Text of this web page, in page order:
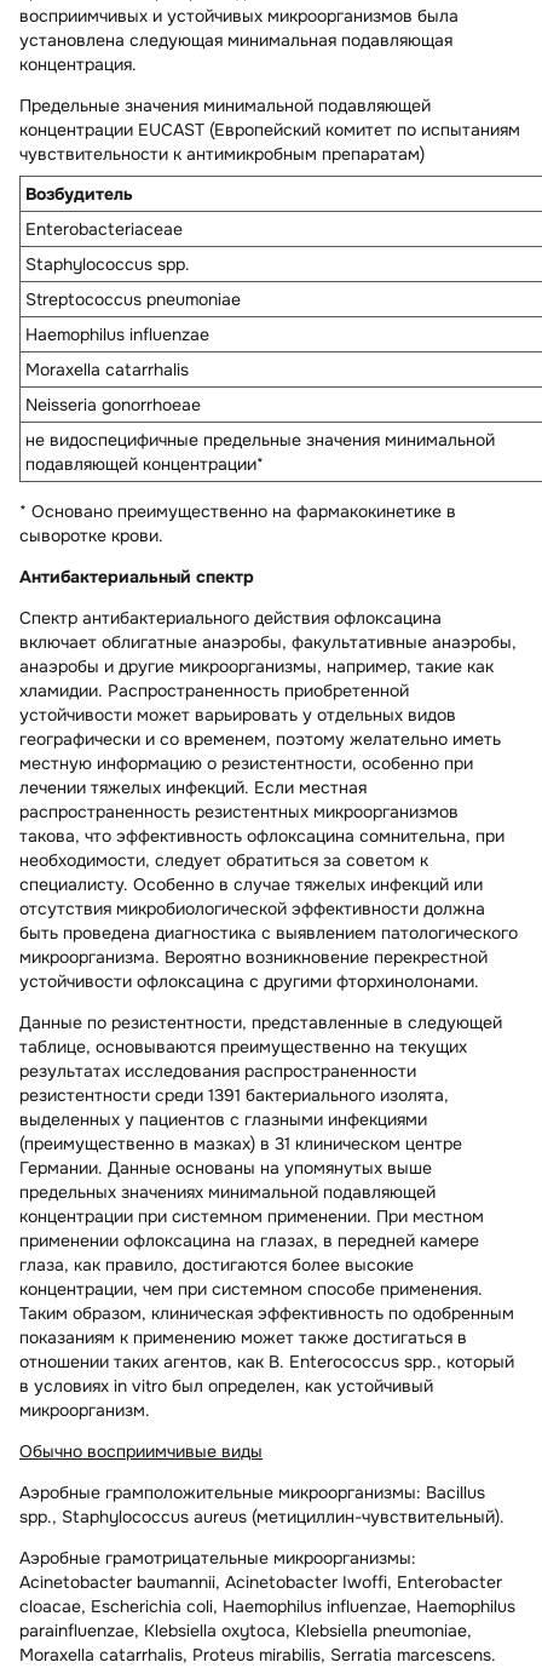
восприимчивых и устойчивых микроорганизмов была
установлена следующая минимальная подавляющая
концентрация.
Предельные значения минимальной подавляющей
концентрации EUCAST (Европейский комитет по испытаниям
чувствительности к антимикробным препаратам)
Возбудитель
Enterobacteriaceae
Staphylococcus spp.
Streptococcus pneumoniae
Haemophilus influenzae
Moraxella catarrhalis
Neisseria gonorrhoeae
не видоспецифичные предельные значения минимальной
подавляющей концентрации*
* Основано преимущественно на фармакокинетике в
сыворотке крови.
Антибактериальный спектр
Спектр антибактериального действия офлоксацина
включает облигатные анаэробы, факультативные анаэробы,
анаэробы и другие микроорганизмы, например, такие как
хламидии. Распространенность приобретенной
устойчивости может варьировать у отдельных видов
географически и со временем, поэтому желательно иметь
местную информацию о резистентности, особенно при
лечении тяжелых инфекций. Если местная
распространенность резистентных микроорганизмов
такова, что эффективность офлоксацина сомнительна, при
необходимости, следует обратиться за советом к
специалисту. Особенно в случае тяжелых инфекций или
отсутствия микробиологической эффективности должна
быть проведена диагностика с выявлением патологического
микроорганизма. Вероятно возникновение перекрестной
устойчивости офлоксацина с другими фторхинолонами.
Данные по резистентности, представленные в следующей
таблице, основываются преимущественно на текущих
результатах исследования распространенности
резистентности среди 1391 бактериального изолята,
выделенных у пациентов с глазными инфекциями
(преимущественно в мазках) в 31 клиническом центре
Германии. Данные основаны на упомянутых выше
предельных значениях минимальной подавляющей
концентрации при системном применении. При местном
применении офлоксацина на глазах, в передней камере
глаза, как правило, достигаются более высокие
концентрации, чем при системном способе применения.
Таким образом, клиническая эффективность по одобренным
показаниям к применению может также достигаться в
отношении таких агентов, как В. Enterococcus spp., который
в условиях in vitro был определен, как устойчивый
микроорганизм.
Обычно восприимчивые виды
Аэробные грамположительные микроорганизмы: Bacillus
spp., Staphylococcus aureus (метициллин-чувствительный).
Аэробные грамотрицательные микроорганизмы:
Acinetobacter baumannii, Acinetobacter Iwoffi, Enterobacter
cloacae, Escherichia coli, Haemophilus influenzae, Haemophilus
parainfluenzae, Klebsiella oxytoca, Klebsiella pneumoniae,
Moraxella catarrhalis, Proteus mirabilis, Serratia marcescens.